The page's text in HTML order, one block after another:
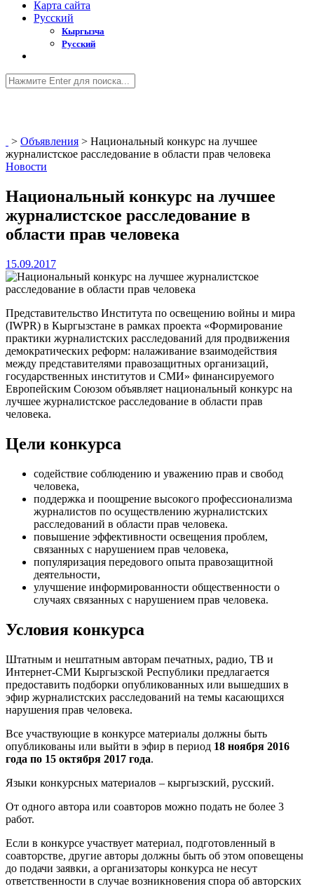
Карта сайта
Русский
Кыргызча
Русский
> Объявления > Национальный конкурс на лучшее
журналистское расследование в области прав человека
Новости
Национальный конкурс на лучшее
журналистское расследование в
области прав человека
15.09.2017
Представительство Института по освещению войны и мира
(IWPR) в Кыргызстане в рамках проекта «Формирование
практики журналистских расследований для продвижения
демократических реформ: налаживание взаимодействия
между представителями правозащитных организаций,
государственных институтов и СМИ» финансируемого
Европейским Союзом объявляет национальный конкурс на
лучшее журналистское расследование в области прав
человека.
Цели конкурса
содействие соблюдению и уважению прав и свобод
человека,
поддержка и поощрение высокого профессионализма
журналистов по осуществлению журналистских
расследований в области прав человека.
повышение эффективности освещения проблем,
связанных с нарушением прав человека,
популяризация передового опыта правозащитной
деятельности,
улучшение информированности общественности о
случаях связанных с нарушением прав человека.
Условия конкурса
Штатным и нештатным авторам печатных, радио, ТВ и
Интернет-СМИ Кыргызской Республики предлагается
предоставить подборки опубликованных или вышедших в
эфир журналистских расследований на темы касающихся
нарушения прав человека.
Все участвующие в конкурсе материалы должны быть
опубликованы или выйти в эфир в период 18 ноября 2016
года по 15 октября 2017 года.
Языки конкурсных материалов – кыргызский, русский.
От одного автора или соавторов можно подать не более 3
работ.
Если в конкурсе участвует материал, подготовленный в
соавторстве, другие авторы должны быть об этом оповещены
до подачи заявки, а организаторы конкурса не несут
ответственности в случае возникновения спора об авторских